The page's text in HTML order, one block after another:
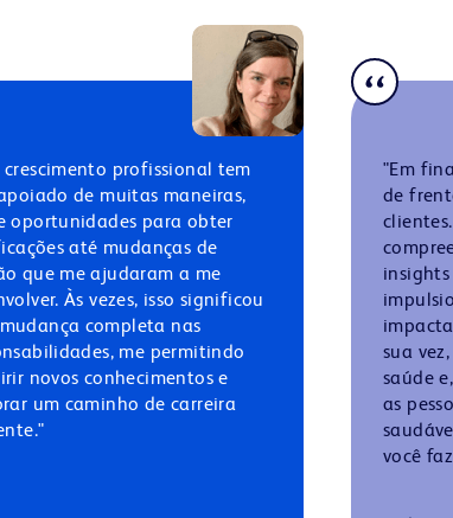
crescimento profissional tem
de muitas maneiras,
oportunidades para obter
até mudanças de
que me ajudaram a me
Às vezes, isso significou
completa nas
me permitindo
novos conhecimentos e
um caminho de carreira
"Em
de
sua
saúde
as
você